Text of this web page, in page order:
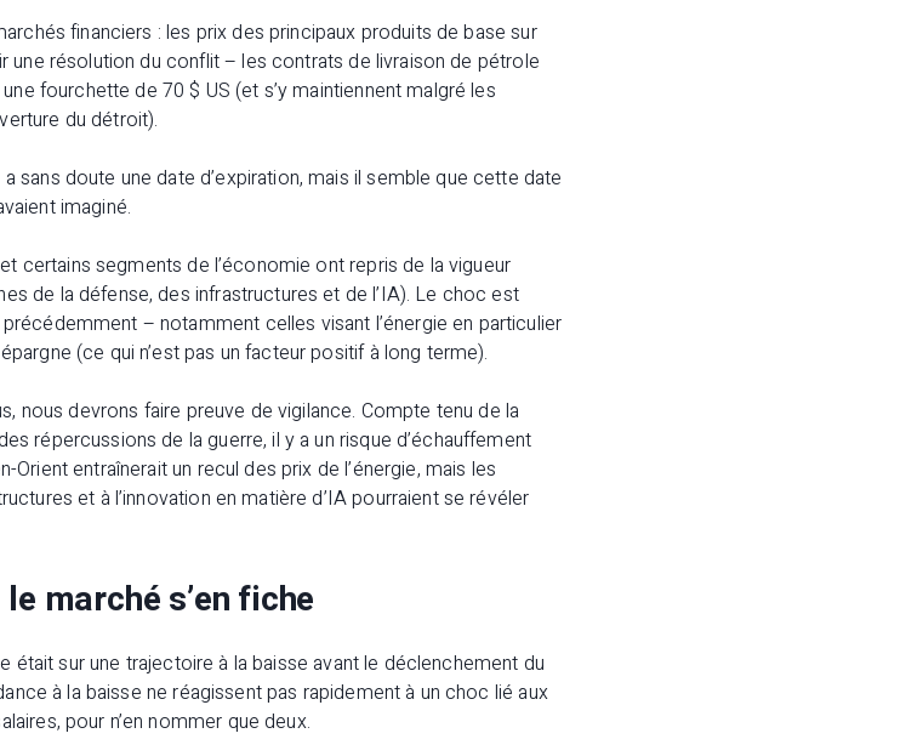
financiers : les prix des principaux produits de base sur
résolution du conflit – les contrats de livraison de pétrole
fourchette de 70 $ US (et s’y maintiennent malgré les
du détroit).
sans doute une date d’expiration, mais il semble que cette date
imaginé.
certains segments de l’économie ont repris de la vigueur
de la défense, des infrastructures et de l’IA). Le choc est
– notamment celles visant l’énergie en particulier
(ce qui n’est pas un facteur positif à long terme).
nous devrons faire preuve de vigilance. Compte tenu de la
répercussions de la guerre, il y a un risque d’échauffement
entraînerait un recul des prix de l’énergie, mais les
et à l’innovation en matière d’IA pourraient se révéler
marché s’en fiche
était sur une trajectoire à la baisse avant le déclenchement du
à la baisse ne réagissent pas rapidement à un choc lié aux
pour n’en nommer que deux.